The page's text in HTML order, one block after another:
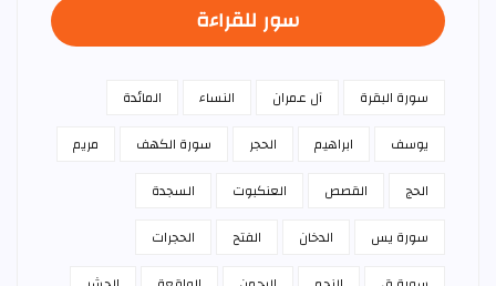
سور للقراءة
سورة البقرة آل عمران النساء
المائدة
يوسف
ابراهيم الحجر سورة الكهف
مريم
الحج
القصص العنكبوت
السجدة
سورة يس
الدخان الفتح
الحجرات